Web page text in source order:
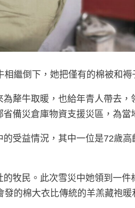
繼倒下，她把僅有的棉被和
犛牛取暖，也給年青人帶去
備災倉庫物資支援災區，為
受益情況，其中一位是72歲
牧民。此次雪災中她領到一
的棉大衣比傳統的羊羔藏袍暖